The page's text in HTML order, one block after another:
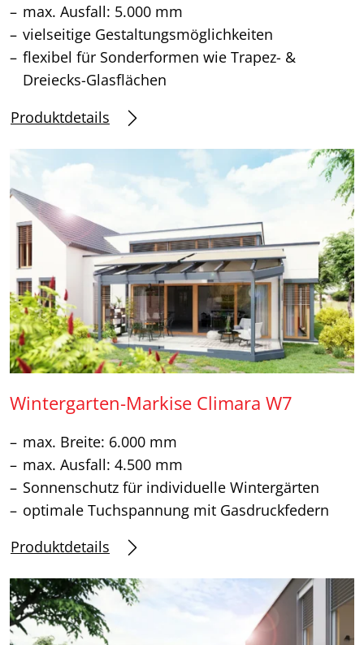
max. Ausfall: 5.000 mm
vielseitige Gestaltungsmöglichkeiten
flexibel für Sonderformen wie Trapez- &
Dreiecks-Glasflächen
Produktdetails
Wintergarten-Markise Climara W7
max. Breite: 6.000 mm
max. Ausfall: 4.500 mm
Sonnenschutz für individuelle Wintergärten
optimale Tuchspannung mit Gasdruckfedern
Produktdetails